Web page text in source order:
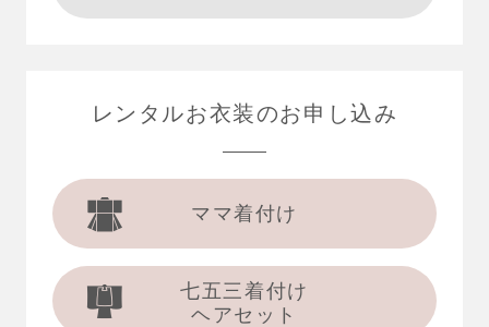
レンタルお衣装のお申し込み
ママ着付け
七五三着付け
ヘアセット